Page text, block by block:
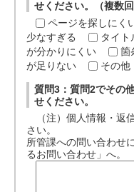
せください。（複数回
ページを探しにく
少なすぎる
タイト
が分かりにくい
箇
が足りない
その他
質問3：質問2でその
せください。
（注）個人情報・返
さい。
所管課への問い合わせ
るお問い合わせ」へ。